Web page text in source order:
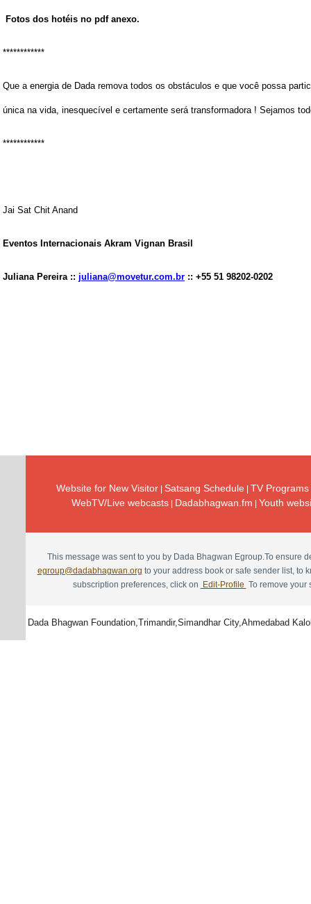
Fotos dos hotéis no pdf anexo.
************
Que a energia de Dada remova todos os obstáculos e que você possa
única na vida, inesquecível e certamente será transformadora ! Sejamos
************
Jai Sat Chit Anand
Eventos Internacionais Akram Vignan Brasil
Juliana Pereira :: juliana@movetur.com.br :: +55 51 98202-0202
Website for New Visitor| Satsang Schedule
TV
WebTV/Live webcasts
Dadabhagwan.fm Youth
This message was sent to you by Dada Bhagwan Egroup.To ensure
egroup@dadabhagwan.org to your address book or safe sender list, to
subscription preferences, click on
Edit-Profile To remove your
Dada Bhagwan Foundation,Trimandir,Simandhar City,Ahmedabad